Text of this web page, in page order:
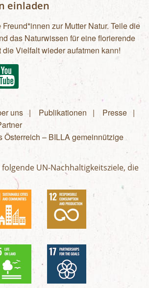
einladen
zur Mutter Natur. Teile die
das Naturwissen für eine florierende
Vielfalt wieder aufatmen kann!
Youtube
uns Publikationen
Presse
– BILLA gemeinnützige
UN-Nachhaltigkeitsziele, die